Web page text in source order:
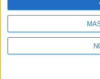
Ver todos los contactos
Principales cifras